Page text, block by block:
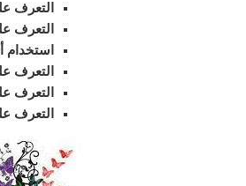
التعرف
التعرف
استخدام
التعرف
التعرف
التعرف